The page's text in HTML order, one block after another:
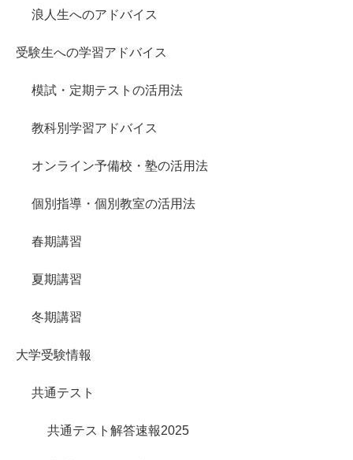
浪人生へのアドバイス
受験生への学習アドバイス
模試・定期テストの活用法
教科別学習アドバイス
オンライン予備校・塾の活用法
個別指導・個別教室の活用法
春期講習
夏期講習
冬期講習
大学受験情報
共通テスト
共通テスト解答速報2025